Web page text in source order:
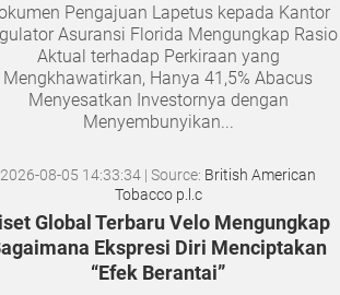
Pengajuan Lapetus kepada Kantor
Asuransi Florida Mengungkap Rasio
Aktual terhadap Perkiraan yang
Mengkhawatirkan, Hanya 41,5% Abacus
Menyesatkan Investornya dengan
Menyembunyikan...
2026-08-05 14:33:34 | Source: British American
Tobacco p.l.c
Global Terbaru Velo Mengungkap
Ekspresi Diri Menciptakan
“Efek Berantai”